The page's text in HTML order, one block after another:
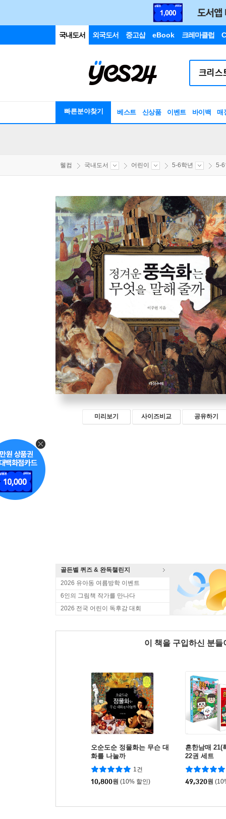
국내도서 외국도서 중고샵 eBook 크레마클럽
빠른분야찾기 베스트 신상품 이벤트 바이백 매
웰컴 국내도서 어린이 5-6학년 5-6
미리보기 사이즈비교 공유하기
골든벨 퀴즈 & 완독챌린지
2026 유아동 여름방학 이벤트
6인의 그림책 작가를 만나다
2026 전국 어린이 독후감 대회
이 책을 구입하신 분
오순도순 정물화는 무슨 대
화를 나눌까
1건
10,800원 (10% 할인)
흔한남매 21(
22권 세트
49,320원